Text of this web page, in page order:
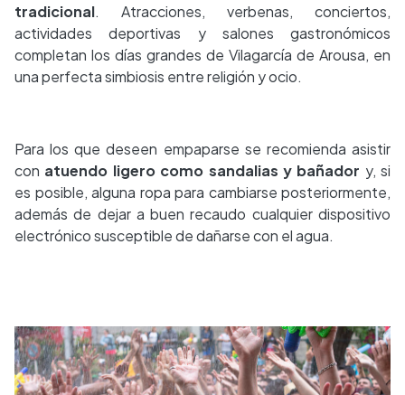
tradicional. Atracciones, verbenas, conciertos,
actividades deportivas y salones gastronómicos
completan los días grandes de Vilagarcía de Arousa, en
una perfecta simbiosis entre religión y ocio.
Para los que deseen empaparse se recomienda asistir
con atuendo ligero como sandalias y bañador y, si
es posible, alguna ropa para cambiarse posteriormente,
además de dejar a buen recaudo cualquier dispositivo
electrónico susceptible de dañarse con el agua.